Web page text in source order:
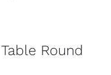
Round